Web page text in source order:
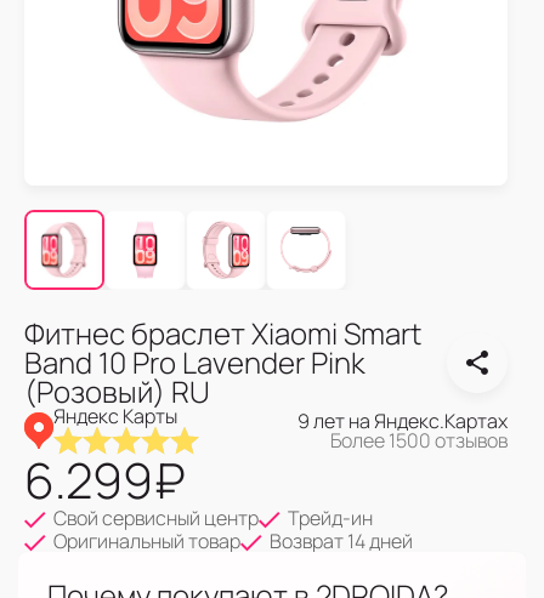
Фитнес браслет Xiaomi Smart
Band 10 Pro Lavender Pink
(Розовый) RU
Яндекс Карты 9 лет на Яндекс.Картах
Более 1500 отзывов
6.299₽
Свой сервисный центр
Трейд-ин
Оригинальный товар
Возврат 14 дней